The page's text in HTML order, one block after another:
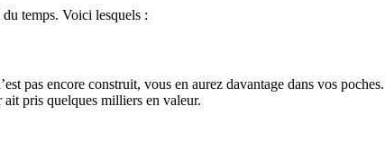
temps. Voici lesquels :
pas encore construit, vous en aurez davantage dans vos
pris quelques milliers en valeur.